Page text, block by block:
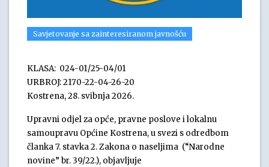
Savjetovanje sa zainteresiranom javnošću
KLASA: 024-01/25-04/01
URBROJ: 2170-22-04-26-20
Kostrena, 28. svibnja 2026.
Upravni odjel za opće, pravne poslove i lokalnu
samoupravu Općine Kostrena, u svezi s odredbom
članka 7. stavka 2. Zakona o naseljima (“Narodne
novine” br. 39/22.), objavljuje